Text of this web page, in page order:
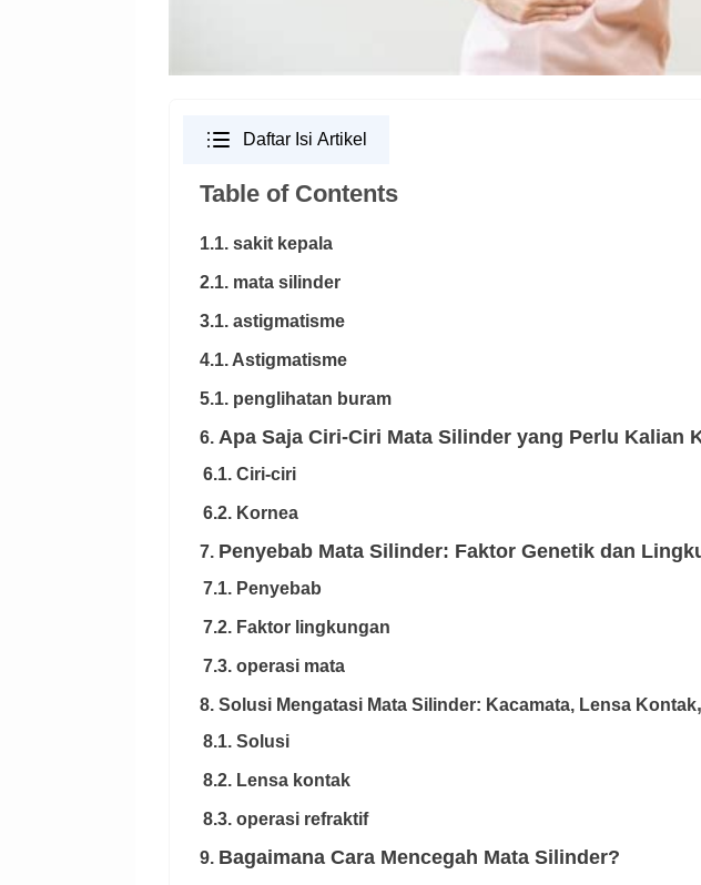
Daftar Isi Artikel
Table of Contents
1.1. sakit kepala
2.1. mata silinder
3.1. astigmatisme
4.1. Astigmatisme
5.1. penglihatan buram
6. Apa Saja Ciri-Ciri Mata Silinder yang Perlu Kalian
6.1. Ciri-ciri
6.2. Kornea
7. Penyebab Mata Silinder: Faktor Genetik dan
7.1. Penyebab
7.2. Faktor lingkungan
7.3. operasi mata
8. Solusi Mengatasi Mata Silinder: Kacamata, Lensa Kontak
8.1. Solusi
8.2. Lensa kontak
8.3. operasi refraktif
9. Bagaimana Cara Mencegah Mata Silinder?